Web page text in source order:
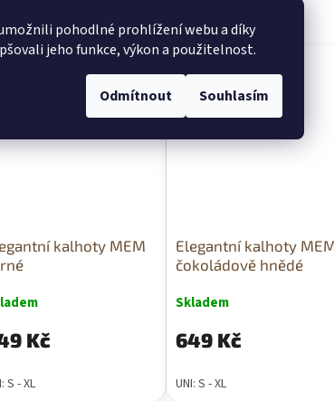
pohodlné prohlížení webu a díky
jeho funkce, výkon a použitelnost.
Odmítnout Souhlasím
kalhoty MEM
Kč
S - XL
Elegantní kalhoty
čokoládově hnědé
Skladem
649 Kč
UNI: S - XL